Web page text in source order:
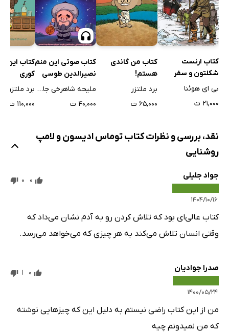
کتاب ارنست
شکلتون و سفر
اکتشافی به قاره
بی ای هوئنا
۲۱,۰۰۰ ت
کتاب من گاندی
هستم!
برد ملتزر
۶۵,۰۰۰ ت
کتاب صوتی این منم
نصیرالدین طوسی
ملیحه شاهرخی جاوید
۴۰,۰۰۰ ت
کتاب این
کوری
برد ملتزر
۱۱۰,۰۰۰ ت
نقد، بررسی و نظرات کتاب توماس ادیسون و لامپ
روشنایی
جواد جلیلی
۱۴۰۴/۱۰/۱۶
0
0
کتاب عالی‌ای بود که تلاش کردن رو به آدم نشان می‌داد که
وقتی انسان تلاش می‌کند به هر چیزی که می‌خواهد می‌رسد.
صدرا جوادیان
۱۴۰۰/۰۵/۲۴
0
1
من از این کتاب راضی نیستم به دلیل این که چیز‌هایی نوشته
که من نمیدونم چیه